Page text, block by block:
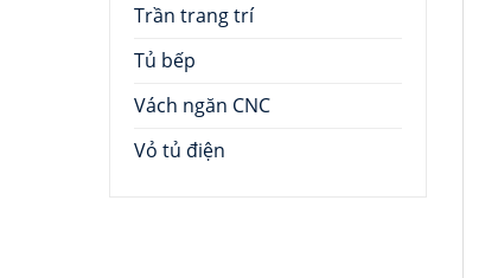
Trần trang trí
Tủ bếp
Vách ngăn CNC
Vỏ tủ điện